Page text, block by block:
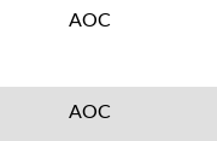
AOC
AOC